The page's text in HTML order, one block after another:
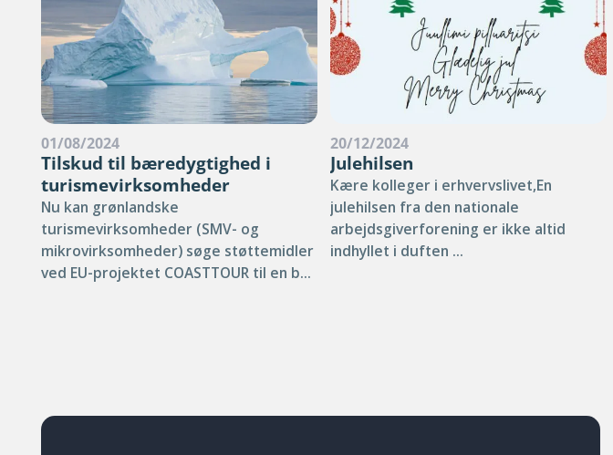
01/08/2024
Tilskud til bæredygtighed i
turismevirksomheder
Nu kan grønlandske
turismevirksomheder (SMV- og
mikrovirksomheder) søge støttemidler
ved EU-projektet COASTTOUR til en b...
20/12/2024
Julehilsen
Kære kolleger i erhvervslivet,En
julehilsen fra den nationale
arbejdsgiverforening er ikke altid
indhyllet i duften ...